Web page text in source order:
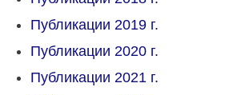
Публикации 2019 г.
Публикации 2020 г.
Публикации 2021 г.